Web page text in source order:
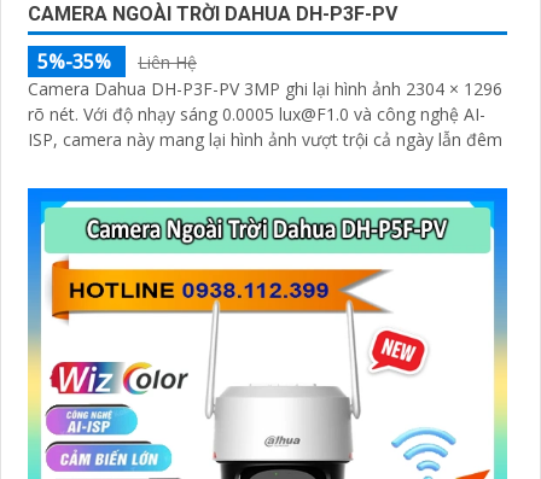
CAMERA NGOÀI TRỜI DAHUA DH-P3F-PV
5%-35%
Liên Hệ
Camera Dahua DH-P3F-PV 3MP ghi lại hình ảnh 2304 × 1296
rõ nét. Với độ nhạy sáng 0.0005 lux@F1.0 và công nghệ AI-
ISP, camera này mang lại hình ảnh vượt trội cả ngày lẫn đêm